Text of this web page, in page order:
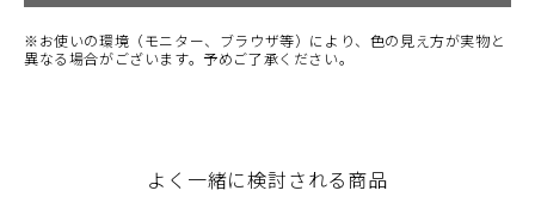
よく一緒に検討される商品
※お使いの環境（モニター、ブラウザ等）により、色の見え方が実物と
異なる場合がございます。予めご了承ください。